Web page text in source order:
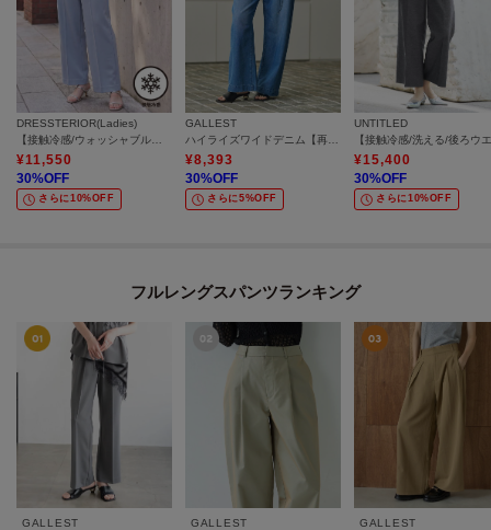
DRESSTERIOR(Ladies)
【接触冷感/ウォッシャブル】センタープレスジョーゼットパンツ
¥11,550
30%OFF
さらに10%OFF
GALLEST
ハイライズワイドデニム【再入荷／マシンウォッシャブル】
¥8,393
30%OFF
さらに5%OFF
UNTITLED
¥15,400
30%OFF
さらに10%OFF
フルレングスパンツランキング
GALLEST
GALLEST
GALLEST